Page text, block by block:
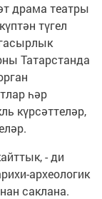
драма театры
түгел
Татарстанда
һәр
күрсәттеләр,
- ди
археологик
саклана.